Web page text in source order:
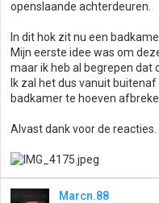
openslaande achterdeuren.
In dit hok zit nu een
Mijn eerste idee was om
maar ik heb al begrepen dat
Ik zal het dus vanuit
badkamer te hoeven
Alvast dank voor de reacties.
Marcn.88